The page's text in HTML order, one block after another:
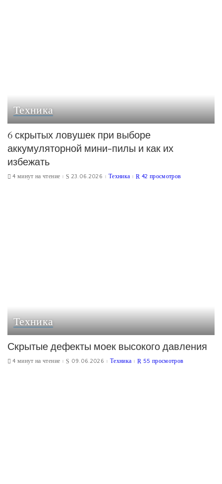
Техника
6 скрытых ловушек при выборе
аккумуляторной мини-пилы и как их
избежать
4 минут на чтение 23.06.2026 Техника 42 просмотров
Техника
Скрытые дефекты моек высокого давления
4 минут на чтение 09.06.2026 Техника 55 просмотров